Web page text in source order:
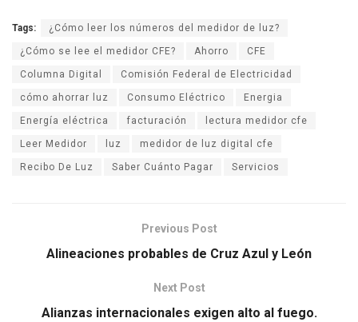
Tags: ¿Cómo leer los números del medidor de luz?
¿Cómo se lee el medidor CFE? Ahorro CFE
Columna Digital Comisión Federal de Electricidad
cómo ahorrar luz Consumo Eléctrico Energia
Energía eléctrica facturación lectura medidor cfe
Leer Medidor luz medidor de luz digital cfe
Recibo De Luz Saber Cuánto Pagar Servicios
Previous Post
Alineaciones probables de Cruz Azul y León
Next Post
Alianzas internacionales exigen alto al fuego.